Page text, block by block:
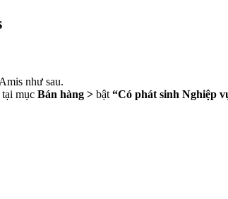
như sau.
tại mục Bán hàng > bật “Có phát sinh Nghiệp